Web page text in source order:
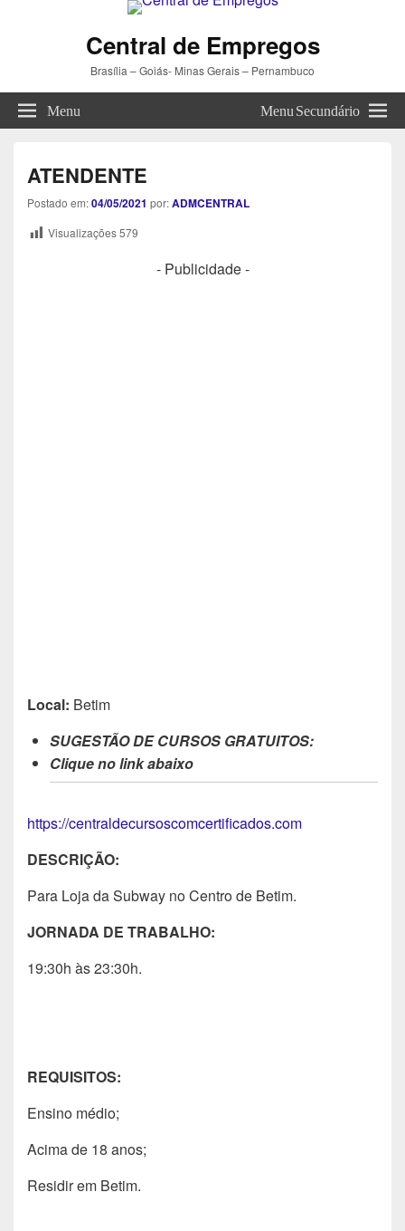
Central de Empregos
Brasília – Goiás- Minas Gerais – Pernambuco
Menu Menu Secundário
ATENDENTE
Postado em:04/05/2021 por:ADMCENTRAL
Visualizações579
- Publicidade -
Local: Betim
SUGESTÃO DE CURSOS GRATUITOS:
Clique no link abaixo
https://centraldecursoscomcertificados.com
DESCRIÇÃO:
Para Loja da Subway no Centro de Betim.
JORNADA DE TRABALHO:
19:30h às 23:30h.
REQUISITOS:
Ensino médio;
Acima de 18 anos;
Residir em Betim.